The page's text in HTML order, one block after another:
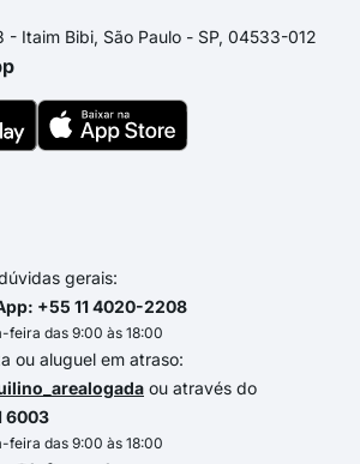
- Itaim Bibi, São Paulo - SP, 04533-012
gerais:
+55 11 4020-2208
das 9:00 às 18:00
ou aluguel em atraso:
ou através do
6003
das 9:00 às 18:00